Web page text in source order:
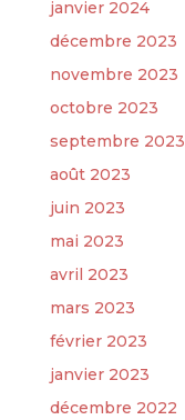
janvier 2024
décembre 2023
novembre 2023
octobre 2023
septembre 2023
août 2023
juin 2023
mai 2023
avril 2023
mars 2023
février 2023
janvier 2023
décembre 2022